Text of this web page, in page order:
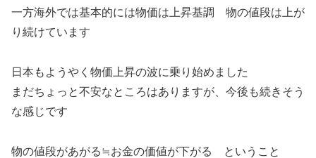
一方海外では基本的には物価は上昇基調 物の値段は上が
り続けています
日本もようやく物価上昇の波に乗り始めました
まだちょっと不安なところはありますが、今後も続きそう
な感じです
物の値段があがる≒お金の価値が下がる ということ